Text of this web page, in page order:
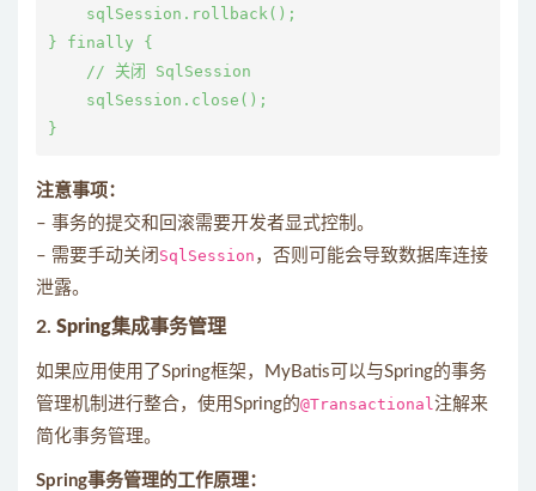
    sqlSession.rollback();
} finally {
    // 关闭 SqlSession
    sqlSession.close();
注意事项：
– 事务的提交和回滚需要开发者显式控制。
– 需要手动关闭 SqlSession ，否则可能会导致数据库连接
泄露。
2. Spring集成事务管理
如果应用使用了Spring框架，MyBatis可以与Spring的事务
管理机制进行整合，使用Spring的@Transactional注解来
简化事务管理。
Spring事务管理的工作原理：